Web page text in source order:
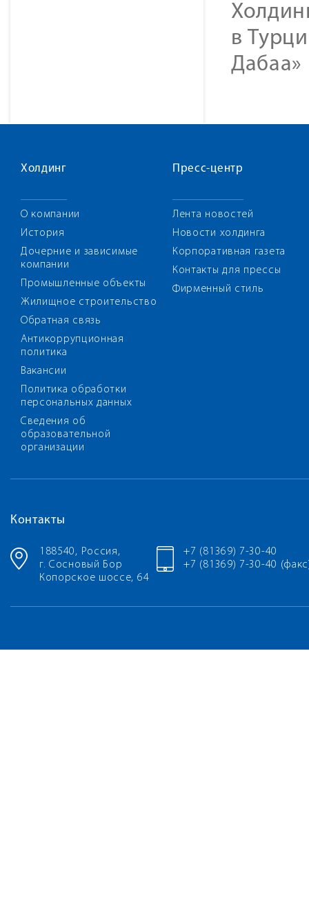
в
Дабаа»
Холдинг
О компании
История
Дочерние и зависимые
компании
Промышленные объекты
Жилищное строительство
Обратная связь
Антикоррупционная
политика
Вакансии
Политика обработки
персональных данных
Сведения об
образовательной
организации
Пресс-центр
Лента новостей
Новости холдинга
Корпоративная газета
Контакты для прессы
Фирменный стиль
Контакты
188540, Россия,
г. Сосновый Бор
Копорское шоссе, 64
+7 (81369) 7-30-40
+7 (81369) 7-30-40